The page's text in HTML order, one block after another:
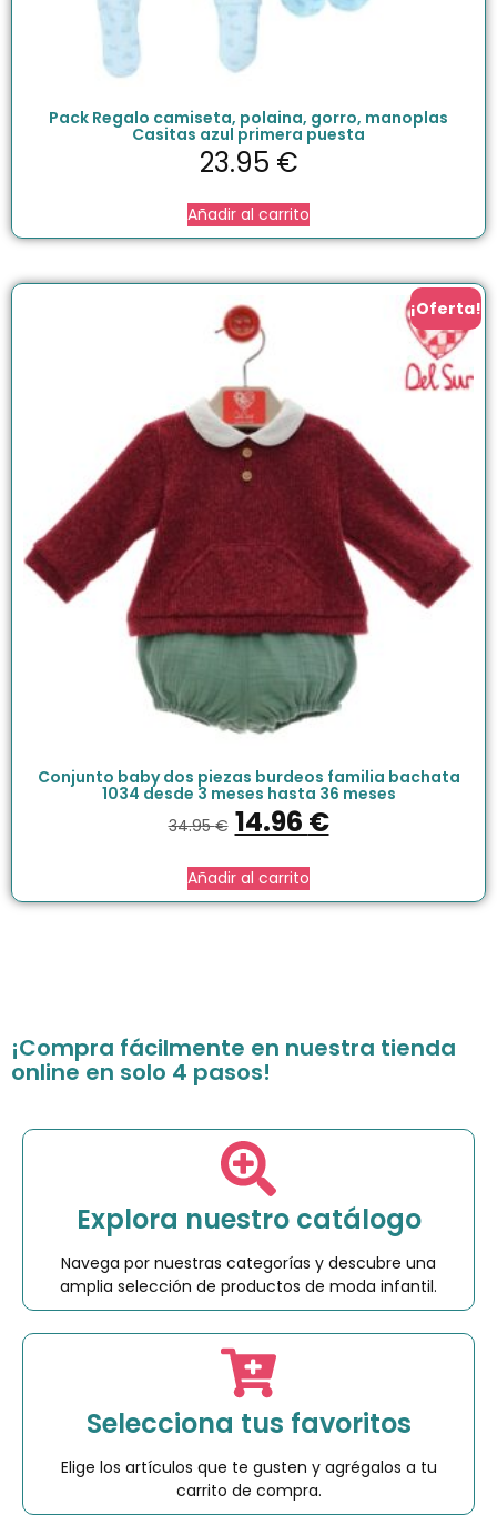
Pack Regalo camiseta, polaina, gorro, manoplas
Casitas azul primera puesta
23.95 €
Añadir al carrito
¡Oferta!
Conjunto baby dos piezas burdeos familia bachata
1034 desde 3 meses hasta 36 meses
34.95€ 14.96 €
Añadir al carrito
¡Compra fácilmente en nuestra tienda
online en solo 4 pasos!
Explora nuestro catálogo
Navega por nuestras categorías y descubre una
amplia selección de productos de moda infantil.
Selecciona tus favoritos
Elige los artículos que te gusten y agrégalos a tu
carrito de compra.